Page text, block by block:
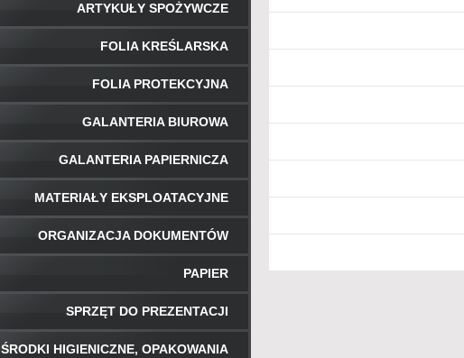
ARTYKUŁY SPOŻYWCZE
FOLIA KREŚLARSKA
FOLIA PROTEKCYJNA
GALANTERIA BIUROWA
GALANTERIA PAPIERNICZA
MATERIAŁY EKSPLOATACYJNE
ORGANIZACJA DOKUMENTÓW
PAPIER
SPRZĘT DO PREZENTACJI
ŚRODKI HIGIENICZNE, OPAKOWANIA